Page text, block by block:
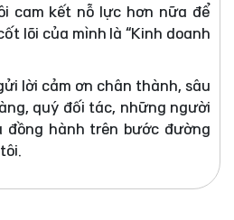
cam kết nỗ lực hơn nữa để
lõi của mình là “Kinh doanh
lời cảm ơn chân thành, sâu
quý đối tác, những người
đồng hành trên bước đường